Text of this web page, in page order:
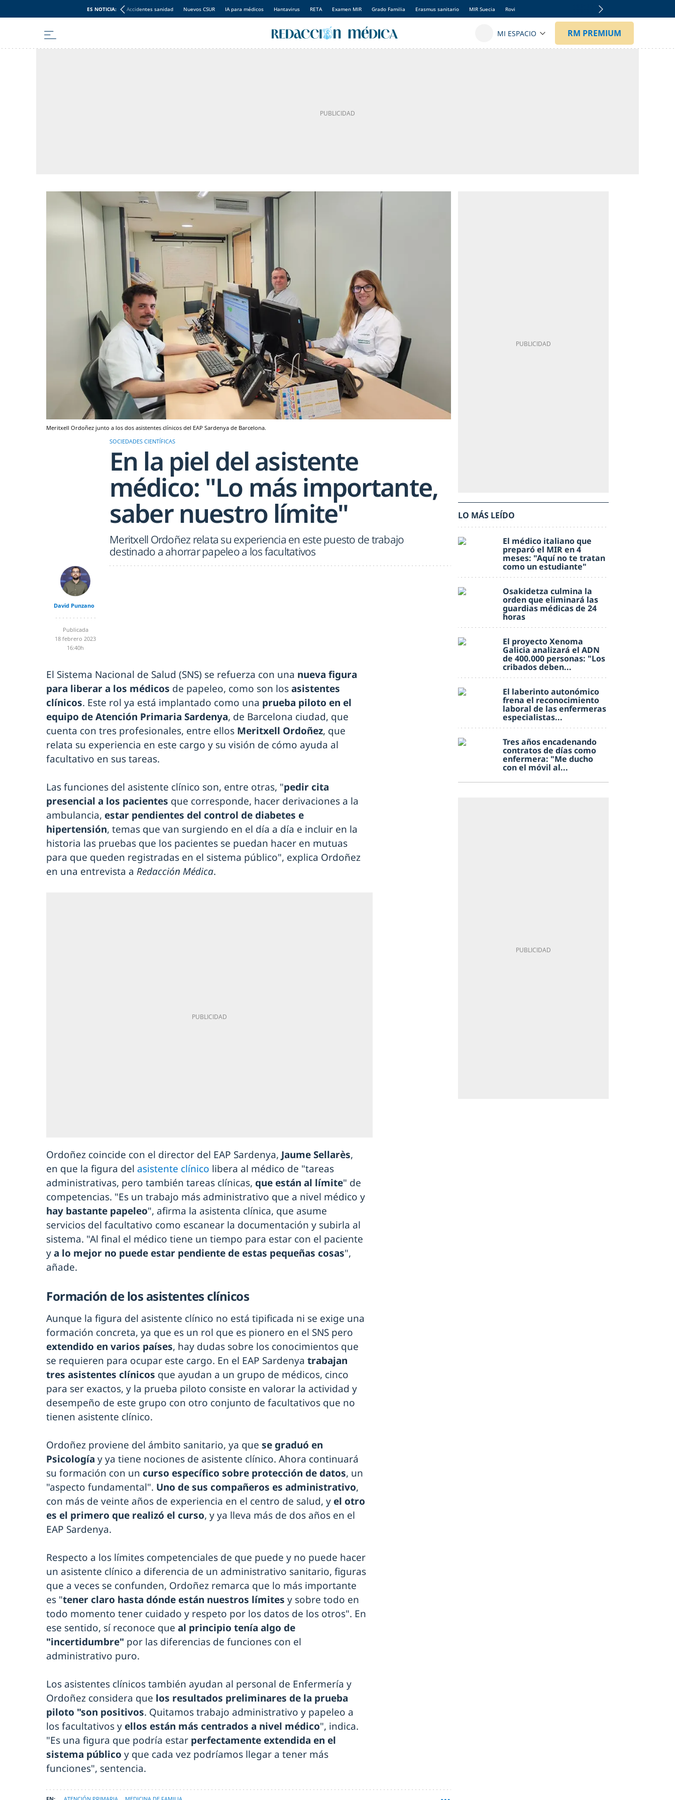
ES NOTICIA: Accidentes sanidad Nuevos CSUR IA para médicos Hantavirus RETA Examen MIR Grado Familia Erasmus sanitario MIR Suecia Rovi
Meritxell Ordoñez junto a los dos asistentes clínicos del EAP Sardenya de Barcelona.
SOCIEDADES CIENTÍFICAS
En la piel del asistente
médico: "Lo más importante,
saber nuestro límite"
Meritxell Ordoñez relata su experiencia en este puesto de trabajo
destinado a ahorrar papeleo a los facultativos
David Punzano
Publicada
18 febrero 2023
16:40h
El Sistema Nacional de Salud (SNS) se refuerza con una nueva figura
para liberar a los médicos de papeleo, como son losasistentes
clínicos. Este rol ya está implantado como una prueba piloto en el
equipo de Atención Primaria Sardenya, de Barcelona ciudad, que
cuenta con tres profesionales, entre ellos Meritxell Ordoñez, que
relata su experiencia en este cargo y su visión de cómo ayuda al
facultativo en sus tareas.
Las funciones del asistente clínico son, entre otras, "pedir cita
presencial a los pacientes que corresponde, hacer derivaciones a la
ambulancia, estar pendientes del control de diabetes e
hipertensión, temas que van surgiendo en el día a día e incluir en la
historia las pruebas que los pacientes se puedan hacer en mutuas
para que queden registradas en el sistema público", explica Ordoñez
en una entrevista a Redacción Médica.
Ordoñez coincide con el director del EAP Sardenya, Jaume Sellarès,
en que la figura del asistente clínico libera al médico de "tareas
administrativas, pero también tareas clínicas, que están al límite" de
competencias. "Es un trabajo más administrativo que a nivel médico y
hay bastante papeleo", afirma la asistenta clínica, que asume
servicios del facultativo como escanear la documentación y subirla al
sistema. "Al final el médico tiene un tiempo para estar con el paciente
ya lo mejor no puede estar pendiente de estas pequeñas cosas",
añade.
Formación de los asistentes clínicos
Aunque la figura del asistente clínico no está tipificada ni se exige una
formación concreta, ya que es un rol que es pionero en el SNS pero
extendido en varios países, hay dudas sobre los conocimientos que
se requieren para ocupar este cargo. En el EAP Sardenya trabajan
tres asistentes clínicos que ayudan a un grupo de médicos, cinco
para ser exactos, y la prueba piloto consiste en valorar la actividad y
desempeño de este grupo con otro conjunto de facultativos que no
tienen asistente clínico.
Ordoñez proviene del ámbito sanitario, ya que se graduó en
Psicología y ya tiene nociones de asistente clínico. Ahora continuará
su formación con un curso específico sobre protección de datos, un
"aspecto fundamental". Uno de sus compañeros es administrativo,
con más de veinte años de experiencia en el centro de salud, y el otro
es el primero que realizó el curso, y ya lleva más de dos años en el
EAP Sardenya.
Respecto a los límites competenciales de que puede y no puede hacer
un asistente clínico a diferencia de un administrativo sanitario, figuras
que a veces se confunden, Ordoñez remarca que lo más importante
es "tener claro hasta dónde están nuestros límites y sobre todo en
todo momento tener cuidado y respeto por los datos de los otros". En
ese sentido, sí reconoce que al principio tenía algo de
"incertidumbre" por las diferencias de funciones con el
administrativo puro.
Los asistentes clínicos también ayudan al personal de Enfermería y
Ordoñez considera que los resultados preliminares de la prueba
piloto "son positivos. Quitamos trabajo administrativo y papeleo a
los facultativos y ellos están más centrados a nivel médico", indica.
"Es una figura que podría estar perfectamente extendida en el
sistema público y que cada vez podríamos llegar a tener más
funciones", sentencia.
LO MÁS LEÍDO
El médico italiano que
preparó el MIR en 4
meses: "Aquí no te tratan
como un estudiante"
Osakidetza culmina la
orden que eliminará las
guardias médicas de 24
horas
El proyecto Xenoma
Galicia analizará el ADN
de 400.000 personas: "Los
cribados deben...
El laberinto autonómico
frena el reconocimiento
laboral de las enfermeras
especialistas...
Tres años encadenando
contratos de días como
enfermera: "Me ducho
con el móvil al...